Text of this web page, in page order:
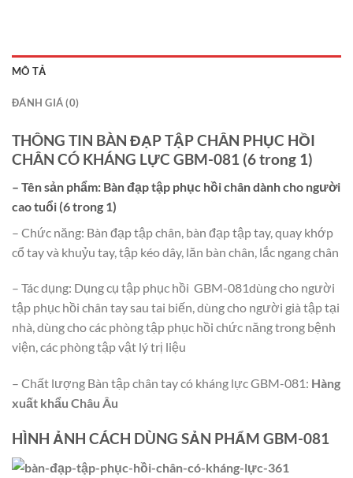
MÔ TẢ
ĐÁNH GIÁ (0)
THÔNG TIN BÀN ĐẠP TẬP CHÂN PHỤC HỒI
CHÂN CÓ KHÁNG LỰC GBM-081 (6 trong 1)
– Tên sản phẩm: Bàn đạp tập phục hồi chân dành cho người
cao tuổi (6 trong 1)
– Chức năng: Bàn đạp tập chân, bàn đạp tập tay, quay khớp
cổ tay và khuỷu tay, tập kéo dây, lăn bàn chân, lắc ngang chân
– Tác dụng: Dụng cụ tập phục hồi GBM-081dùng cho người
tập phục hồi chân tay sau tai biến, dùng cho người già tập tại
nhà, dùng cho các phòng tập phục hồi chức năng trong bệnh
viện, các phòng tập vật lý trị liệu
– Chất lượng Bàn tập chân tay có kháng lực GBM-081: Hàng
xuất khẩu Châu Âu
HÌNH ẢNH CÁCH DÙNG SẢN PHẨM GBM-081